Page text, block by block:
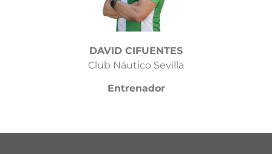
DAVID CIFUENTES
Club Náutico Sevilla
Entrenador